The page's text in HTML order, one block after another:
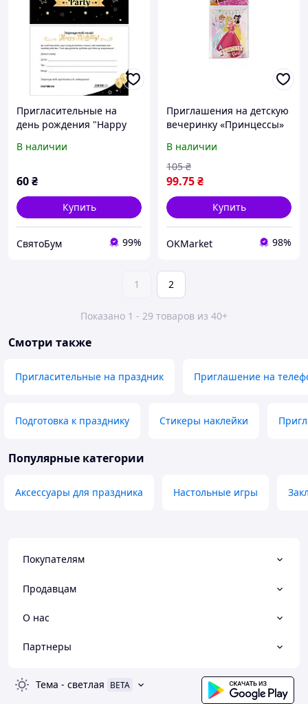
Пригласительные на
день рождения "Happy
шт
В наличии
60₴
Купить
СвятоБум 99%
Приглашения на детскую
вечеринку «Принцессы»
комбинированный Lidl
В наличии
99.75₴
105 ₴
Купить
OKMarket 98%
1 2
Показано 1 - 29 товаров из 40+
Смотри также
Пригласительные на праздник Приглашение на
Подготовка к празднику Стикеры наклейки
Популярные категории
Аксессуары для праздника Настольные игры
Покупателям
Продавцам
О нас
Партнеры
Тема - светлая BETA